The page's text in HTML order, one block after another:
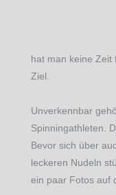
hat man keine Zeit
Ziel.
Unverkennbar
Spinningathleten.
Bevor sich über
leckeren Nudeln
ein paar Fotos auf